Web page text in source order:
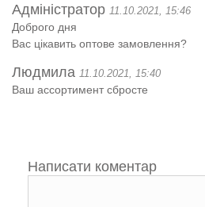
Адміністратор 11.10.2021, 15:46
Доброго дня
Вас цікавить оптове замовлення?
Людмила 11.10.2021, 15:40
Ваш ассортимент сбросте
Написати коментар